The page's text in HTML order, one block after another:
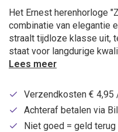
Het Ernest herenhorloge
combinatie van elegantie
straalt tijdloze klasse uit,
staat voor langdurige
Lees meer
Verzendkosten € 4,95
Achteraf betalen via
Niet goed = geld terug